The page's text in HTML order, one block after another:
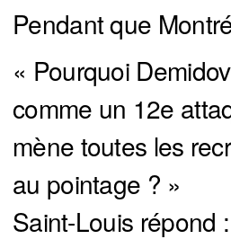
Pendant que
« Pourquoi
comme un 12e
mène toutes les
au pointage ? »
Saint-Louis répond :